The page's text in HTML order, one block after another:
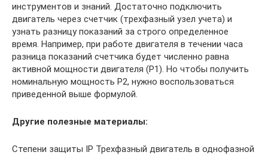
инструментов и знаний. Достаточно подключить
двигатель через счетчик (трехфазный узел учета) и
узнать разницу показаний за строго определенное
время. Например, при работе двигателя в течении часа
разница показаний счетчика будет численно равна
активной мощности двигателя (Р1). Но чтобы получить
номинальную мощность Р2, нужно воспользоваться
приведенной выше формулой.
Другие полезные материалы:
Степени защиты IP Трехфазный двигатель в однофазной